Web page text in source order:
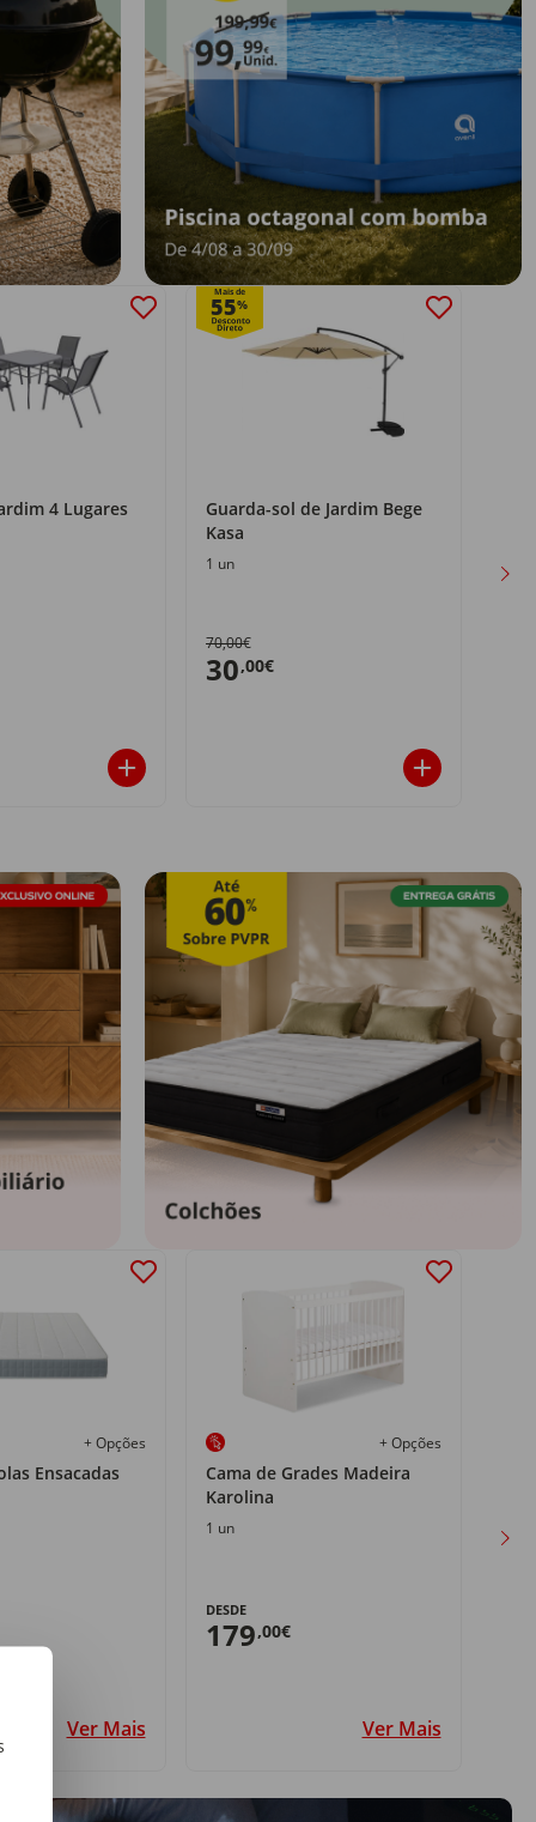
4 Lugares
Mais de
55%
Guarda-sol de Jardim Bege
Kasa
1 un
70,00€
30,00€
+ Opções
Ensacadas
Ver Mais
+ Opções
Cama de Grades Madeira
Karolina
1 un
DESDE
179,00€
Ver Mais